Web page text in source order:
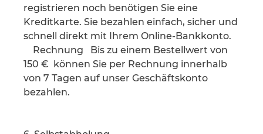
registrieren noch benötigen Sie eine
Kreditkarte. Sie bezahlen einfach, sicher und
schnell direkt mit Ihrem Online-Bankkonto.
Rechnung Bis zu einem Bestellwert von
150 € können Sie per Rechnung innerhalb
von 7 Tagen auf unser Geschäftskonto
bezahlen.